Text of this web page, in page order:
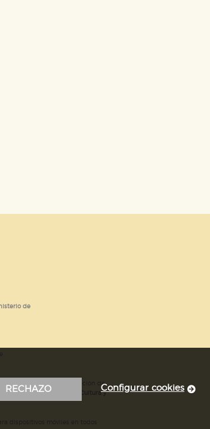
de
en Google; ampliación de
de Educación, Cultura y
RECHAZO Configurar cookies